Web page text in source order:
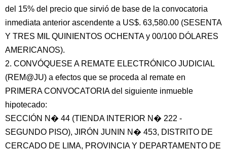
del 15% del precio que sirvió de base de la convocatoria
inmediata anterior ascendente a US$. 63,580.00 (SESENTA
Y TRES MIL QUINIENTOS OCHENTA y 00/100 DÓLARES
AMERICANOS).
2. CONVÓQUESE A REMATE ELECTRÓNICO JUDICIAL
(REM@JU) a efectos que se proceda al remate en
PRIMERA CONVOCATORIA del siguiente inmueble
hipotecado:
SECCIÓN N� 44 (TIENDA INTERIOR N� 222 -
SEGUNDO PISO), JIRÓN JUNIN N� 453, DISTRITO DE
CERCADO DE LIMA, PROVINCIA Y DEPARTAMENTO DE